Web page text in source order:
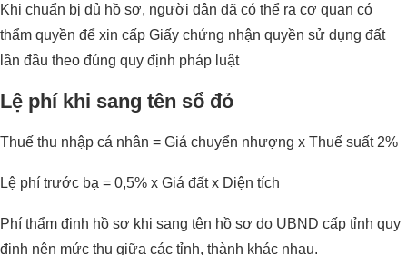
Khi chuẩn bị đủ hồ sơ, người dân đã có thể ra cơ quan có
thẩm quyền để xin cấp Giấy chứng nhận quyền sử dụng đất
lần đầu theo đúng quy định pháp luật
Lệ phí khi sang tên sổ đỏ
Thuế thu nhập cá nhân = Giá chuyển nhượng x Thuế suất 2%
Lệ phí trước bạ = 0,5% x Giá đất x Diện tích
Phí thẩm định hồ sơ khi sang tên hồ sơ do UBND cấp tỉnh quy
định nên mức thu giữa các tỉnh, thành khác nhau.